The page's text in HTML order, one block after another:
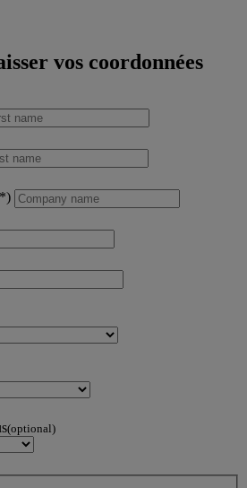
vos coordonnées
(optional)